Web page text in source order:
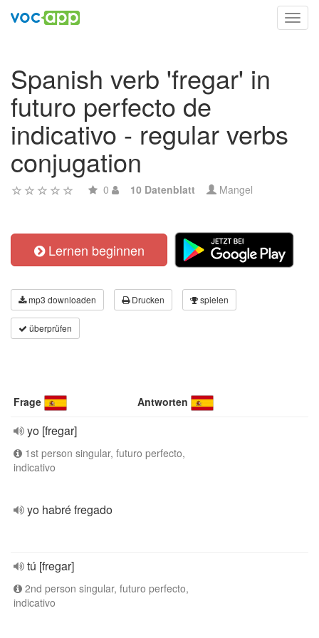
Spanish verb 'fregar' in
futuro perfecto de
indicativo - regular verbs
conjugation
0 10 Datenblatt Mangel
Lernen beginnen
mp3 downloaden Drucken spielen
überprüfen
Frage Antworten
yo [fregar]
1st person singular, futuro perfecto,
indicativo
yo habré fregado
tú [fregar]
2nd person singular, futuro perfecto,
indicativo